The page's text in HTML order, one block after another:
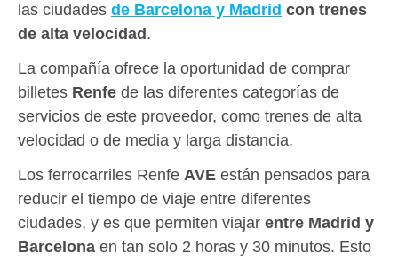
las ciudades de Barcelona y Madrid con trenes
de alta velocidad .
La compañía ofrece la oportunidad de comprar
billetes Renfe de las diferentes categorías de
servicios de este proveedor, como trenes de alta
velocidad o de media y larga distancia.
Los ferrocarriles Renfe AVE están pensados para
reducir el tiempo de viaje entre diferentes
ciudades, y es que permiten viajar entre Madrid y
Barcelona en tan solo 2 horas y 30 minutos. Esto